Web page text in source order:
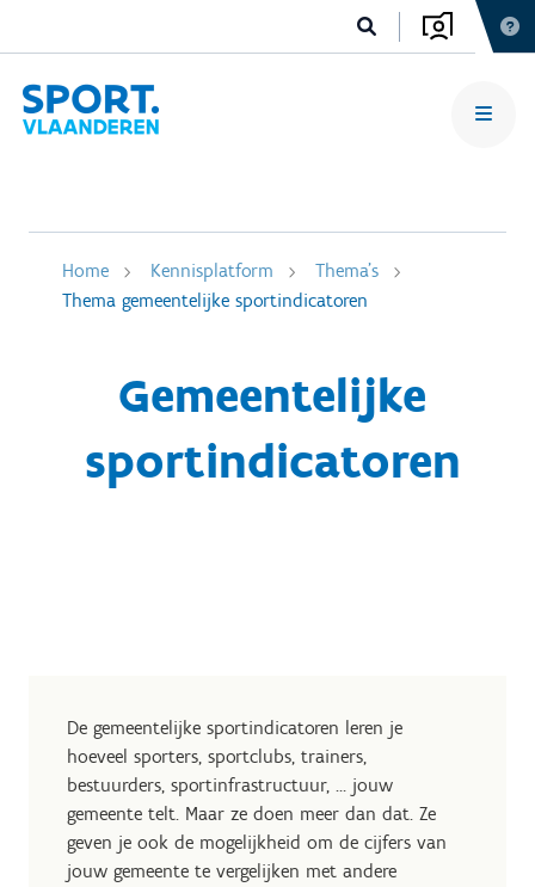
Home Kennisplatform
Thema's
Thema gemeentelijke sportindicatoren
Gemeentelijke
sportindicatoren
De gemeentelijke sportindicatoren leren je
hoeveel sporters, sportclubs, trainers,
bestuurders, sportinfrastructuur, … jouw
gemeente telt. Maar ze doen meer dan dat. Ze
geven je ook de mogelijkheid om de cijfers van
jouw gemeente te vergelijken met andere